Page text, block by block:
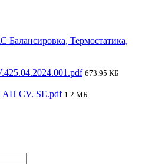
Балансировка, Термостатика,
673.95 КБ
AH CV. SE.pdf 1.2 МБ